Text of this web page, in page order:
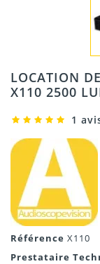
LOCATION
X110 2500
1
Référence X110
Prestataire